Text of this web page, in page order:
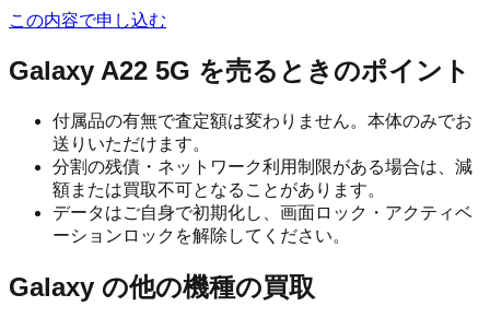
この内容で申し込む
Galaxy A22 5G を売るときのポイント
付属品の有無で査定額は変わりません。本体のみでお
送りいただけます。
分割の残債・ネットワーク利用制限がある場合は、減
額または買取不可となることがあります。
データはご自身で初期化し、画面ロック・アクティベ
ーションロックを解除してください。
Galaxy の他の機種の買取